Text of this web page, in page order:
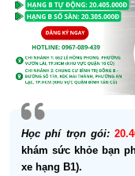
Học phí trọn gói:
khám sức khỏe bạn
xe hạng B1).